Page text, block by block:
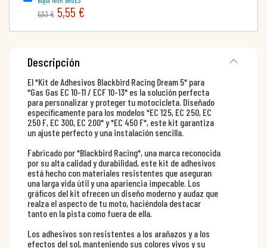
6,93 € 5,55 €
Descripción
El *Kit de Adhesivos Blackbird Racing Dream 5* para
*Gas Gas EC 10-11 / ECF 10-13* es la solución perfecta
para personalizar y proteger tu motocicleta. Diseñado
específicamente para los modelos *EC 125, EC 250, EC
250 F, EC 300, EC 200* y *EC 450 F*, este kit garantiza
un ajuste perfecto y una instalación sencilla.
Fabricado por *Blackbird Racing*, una marca reconocida
por su alta calidad y durabilidad, este kit de adhesivos
está hecho con materiales resistentes que aseguran
una larga vida útil y una apariencia impecable. Los
gráficos del kit ofrecen un diseño moderno y audaz que
realza el aspecto de tu moto, haciéndola destacar
tanto en la pista como fuera de ella.
Los adhesivos son resistentes a los arañazos y a los
efectos del sol, manteniendo sus colores vivos y su